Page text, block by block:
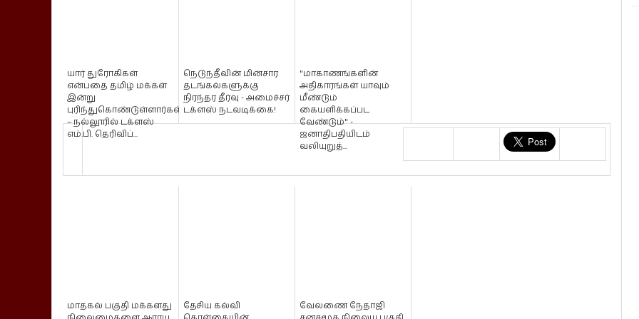
யார் துரோகிகள்
என்பதை தமிழ் மக்கள்
இன்று
புரிந்துகொண்டுள்ளார்கள்
– நல்லூரில் டக்ளஸ்
எம்.பி. தெரிவிப்...
நெடுந்தீவின் மின்சார
தடங்கல்களுக்கு
நிரந்தர தீர்வு - அமைச்சர்
டக்ளஸ் நடவடிக்கை!
"மாகாணங்களின்
அதிகாரங்கள் யாவும்
மீண்டும்
கையளிக்கப்பட
வேண்டும்" -
ஜனாதிபதியிடம்
வலியுறுத்...
மாதகல் பகுதி மக்களது
தேசிய கல்வி
வேலணை நேதாஜி